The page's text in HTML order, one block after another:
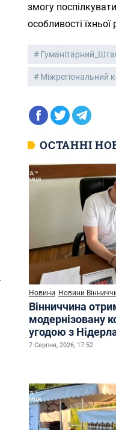
змогу
особливості їхньої
Міжрегіональний
ОСТАННІ
Новини Новини
Вінниччина
модернізовану
угодою з
7 Серпня, 2026, 17:52